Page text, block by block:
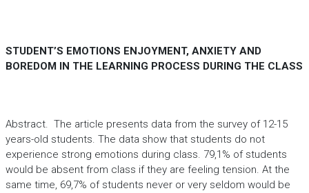
STUDENT’S EMOTIONS ENJOYMENT, ANXIETY AND
BOREDOM IN THE LEARNING PROCESS DURING THE CLASS
Abstract. The article presents data from the survey of 12-15
years-old students. The data show that students do not
experience strong emotions during class. 79,1% of students
would be absent from class if they are feeling tension. At the
same time, 69,7% of students never or very seldom would be